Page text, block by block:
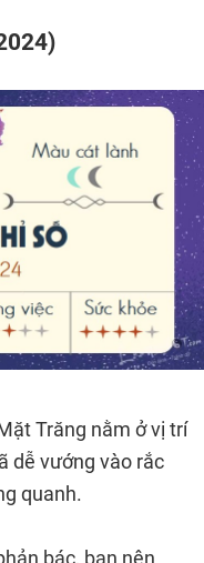
Trăng nằm ở vị trí
dễ vướng vào rắc
quanh.
bác, bạn nên